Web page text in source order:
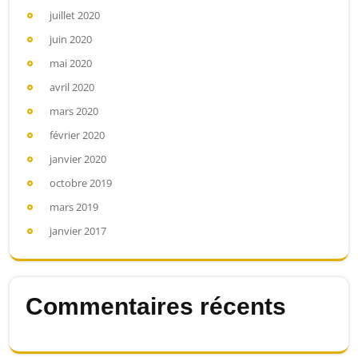
juillet 2020
juin 2020
mai 2020
avril 2020
mars 2020
février 2020
janvier 2020
octobre 2019
mars 2019
janvier 2017
Commentaires récents